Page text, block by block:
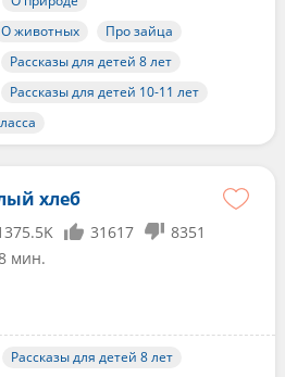
О животных
Про зайца
Рассказы для детей 8 лет
Рассказы для детей 10-11 лет
хлеб
31617
8351
мин.
Рассказы для детей 8 лет